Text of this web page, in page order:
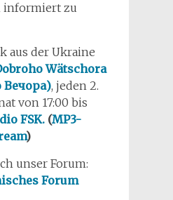
informiert zu
aus der Ukraine
Wätschora
Вечора), jeden 2.
von 17:00 bis
FSK.(MP3-
)
unser Forum:
Forum